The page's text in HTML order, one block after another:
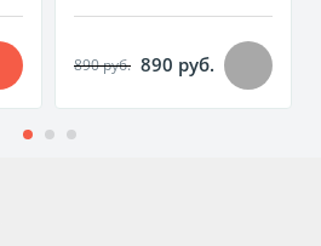
890 руб. 890 руб.